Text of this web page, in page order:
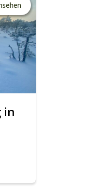
in